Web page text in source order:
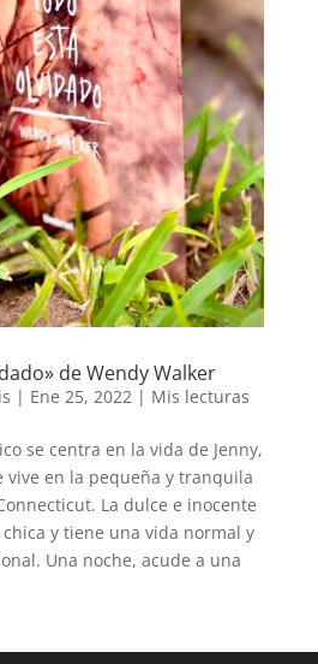
de Wendy Walker
| Ene 25, 2022| Mis lecturas
se centra en la vida de Jenny,
vive en la pequeña y tranquila
La dulce e inocente
y tiene una vida normal y
Una noche, acude a una